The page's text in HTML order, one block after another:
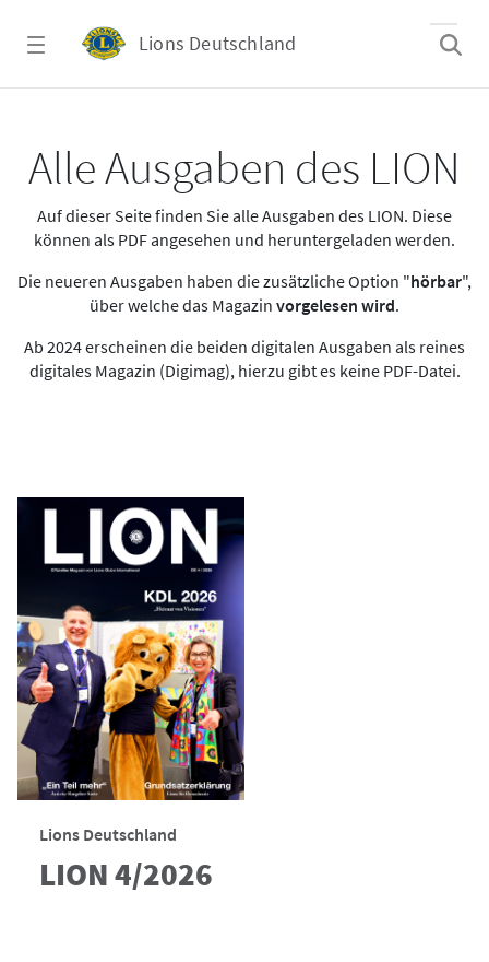
Lions Deutschland
Alle Ausgaben des LION
Auf dieser Seite finden Sie alle Ausgaben des LION. Diese
können als PDF angesehen und heruntergeladen werden.
Die neueren Ausgaben haben die zusätzliche Option "hörbar",
über welche das Magazin vorgelesen wird.
Ab 2024 erscheinen die beiden digitalen Ausgaben als reines
digitales Magazin (Digimag), hierzu gibt es keine PDF-Datei.
Lions Deutschland
LION 4/2026